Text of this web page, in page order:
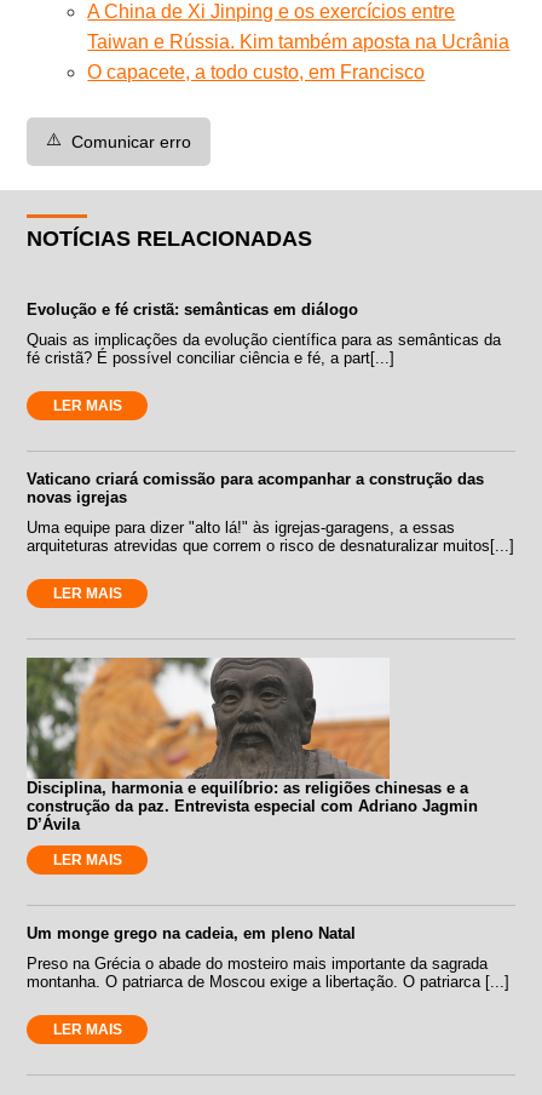
A China de Xi Jinping e os exercícios entre
Taiwan e Rússia. Kim também aposta na Ucrânia
O capacete, a todo custo, em Francisco
⚠️ Comunicar erro
NOTÍCIAS RELACIONADAS
Evolução e fé cristã: semânticas em diálogo
Quais as implicações da evolução científica para as semânticas da
fé cristã? É possível conciliar ciência e fé, a part[...]
LER MAIS
Vaticano criará comissão para acompanhar a construção das
novas igrejas
Uma equipe para dizer "alto lá!" às igrejas-garagens, a essas
arquiteturas atrevidas que correm o risco de desnaturalizar muitos[...]
LER MAIS
Disciplina, harmonia e equilíbrio: as religiões chinesas e a
construção da paz. Entrevista especial com Adriano Jagmin
D’Ávila
LER MAIS
Um monge grego na cadeia, em pleno Natal
Preso na Grécia o abade do mosteiro mais importante da sagrada
montanha. O patriarca de Moscou exige a libertação. O patriarca [...]
LER MAIS